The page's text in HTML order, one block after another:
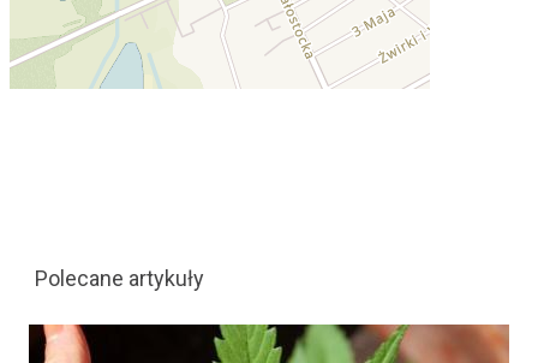
Polecane artykuły